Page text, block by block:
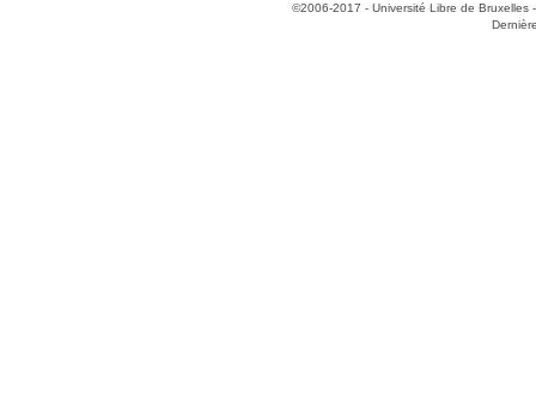
©2006-2017 - Université Libre de Bruxelles